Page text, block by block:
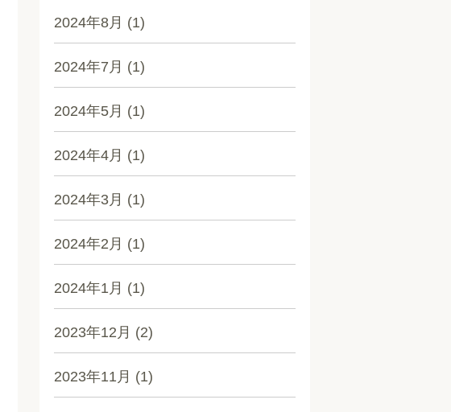
2024年8月 (1)
2024年7月 (1)
2024年5月 (1)
2024年4月 (1)
2024年3月 (1)
2024年2月 (1)
2024年1月 (1)
2023年12月 (2)
2023年11月 (1)